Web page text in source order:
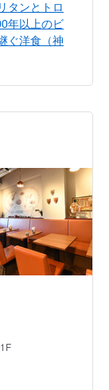
タンとトロ
年以上のビ
ぐ洋食（神